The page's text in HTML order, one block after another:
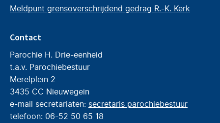
Meldpunt grensoverschrijdend gedrag R.-K. Kerk
Contact
Parochie H. Drie-eenheid
t.a.v. Parochiebestuur
Merelplein 2
3435 CC Nieuwegein
e-mail secretariaten: secretaris parochiebestuur
telefoon: 06-52 50 65 18